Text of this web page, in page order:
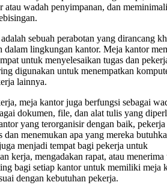
atau wadah penyimpanan, dan
sebuah perabotan yang dirancang
dalam lingkungan kantor. Meja kantor
untuk menyelesaikan tugas dan
digunakan untuk menempatkan
lainnya.
meja kantor juga berfungsi sebagai
dokumen, file, dan alat tulis yang
yang terorganisir dengan baik, pekerja
dan menemukan apa yang mereka
menjadi tempat bagi pekerja untuk
kerja, mengadakan rapat, atau menerima
bagi setiap kantor untuk memiliki meja
dengan kebutuhan pekerja.